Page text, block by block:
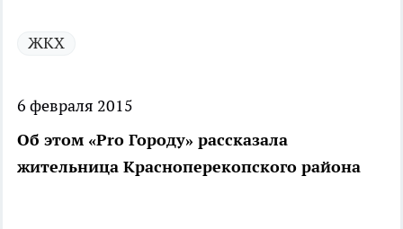
ЖКХ
6 февраля 2015
Об этом «Pro Городу» рассказала
жительница Красноперекопского района